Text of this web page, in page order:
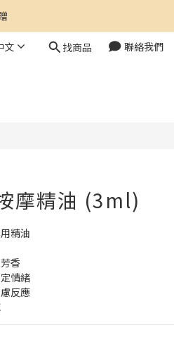
文 找商品 聯絡我們
摩精油 (3ml)
精油
香
情緒
反應